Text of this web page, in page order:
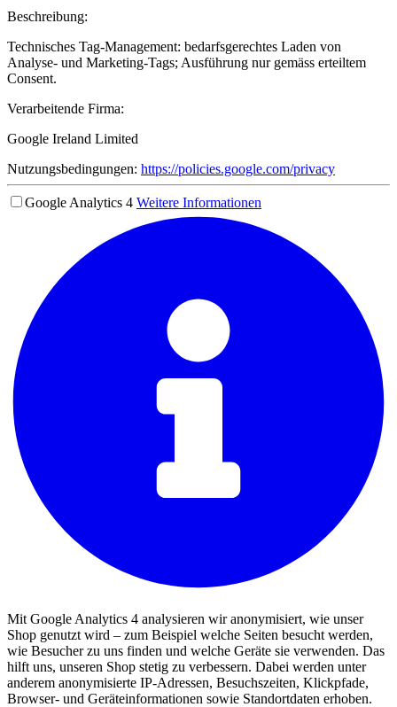
Beschreibung:
Technisches Tag-Management: bedarfsgerechtes Laden von
Analyse- und Marketing-Tags; Ausführung nur gemäss erteiltem
Consent.
Verarbeitende Firma:
Google Ireland Limited
Nutzungsbedingungen: https://policies.google.com/privacy
Google Analytics 4 Weitere Informationen
Mit Google Analytics 4 analysieren wir anonymisiert, wie unser
Shop genutzt wird – zum Beispiel welche Seiten besucht werden,
wie Besucher zu uns finden und welche Geräte sie verwenden. Das
hilft uns, unseren Shop stetig zu verbessern. Dabei werden unter
anderem anonymisierte IP-Adressen, Besuchszeiten, Klickpfade,
Browser- und Geräteinformationen sowie Standortdaten erhoben.